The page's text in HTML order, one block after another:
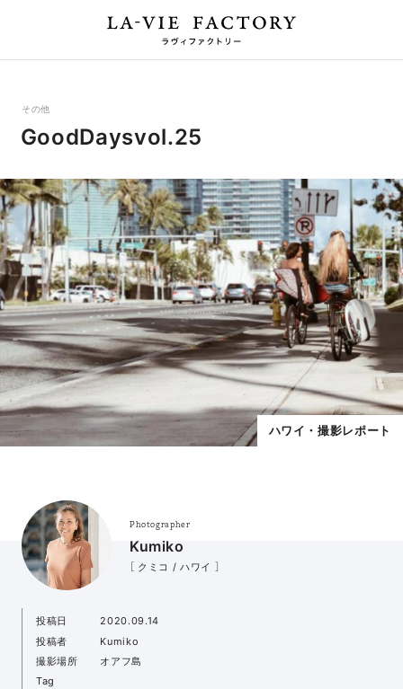
その他
GoodDaysvol.25
ハワイ・撮影レポート
Photographer
Kumiko
［ クミコ / ハワイ ］
投稿日
2020.09.14
投稿者
Kumiko
撮影場所
オアフ島
Tag